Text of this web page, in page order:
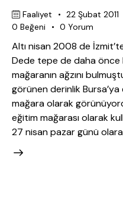
Faaliyet 22 Şubat 2011
0 Beğeni 0 Yorum
Altı nisan 2008 de
Dede tepe de daha önce
mağaranın ağzını
görünen derinlik
mağara olarak
eğitim mağarası olarak
27 nisan pazar günü